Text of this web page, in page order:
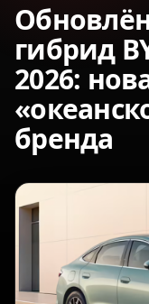
гибрид
2026:
бренда